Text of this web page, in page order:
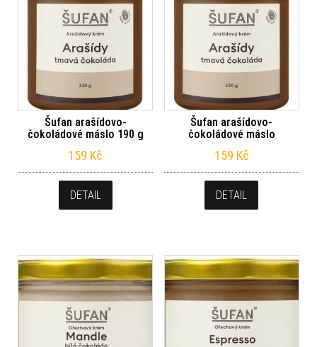
Šufan arašídovo-
čokoládové máslo 190 g
159 Kč
DETAIL
Šufan arašídovo-
čokoládové máslo
159 Kč
DETAIL